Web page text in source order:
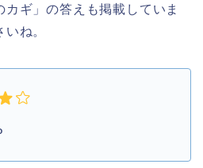
カギ」の答えも掲載していま
ね。